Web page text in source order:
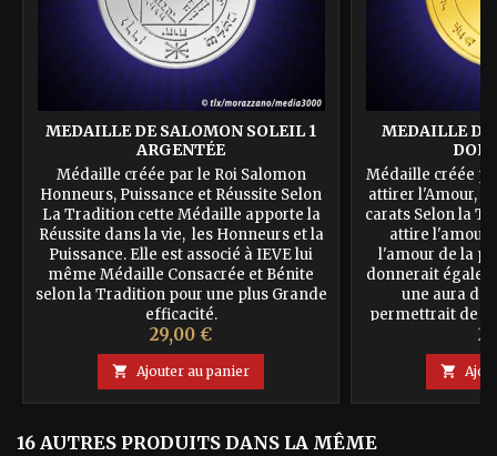
MEDAILLE DE SALOMON SOLEIL 1
ARGENTÉE
Médaille créée par le Roi Salomon
Honneurs, Puissance et Réussite Selon
La Tradition cette Médaille apporte la
Réussite dans la vie, les Honneurs et la
Puissance. Elle est associé à IEVE lui
même Médaille Consacrée et Bénite
selon la Tradition pour une plus Grande
efficacité.
Prix
29,00 €
 Ajouter au panier
MEDAILLE DE
Médaille créée
attirer l'Amour,
carats Selon la
attire
l'amour de la
donnerait
une aura de
permettrait de
démarches.
recommande

16 AUTRES PRODUITS DANS LA MÊME